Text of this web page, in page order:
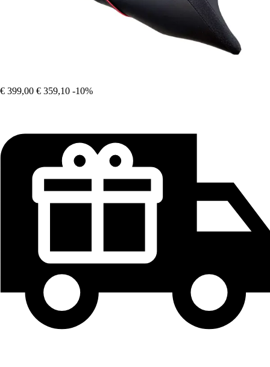
€ 399,00 € 359,10 -10%